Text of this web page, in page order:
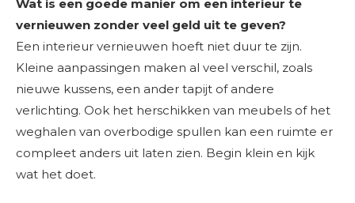
Wat is een goede manier om een interieur te
vernieuwen zonder veel geld uit te geven?
Een interieur vernieuwen hoeft niet duur te zijn.
Kleine aanpassingen maken al veel verschil, zoals
nieuwe kussens, een ander tapijt of andere
verlichting. Ook het herschikken van meubels of het
weghalen van overbodige spullen kan een ruimte er
compleet anders uit laten zien. Begin klein en kijk
wat het doet.